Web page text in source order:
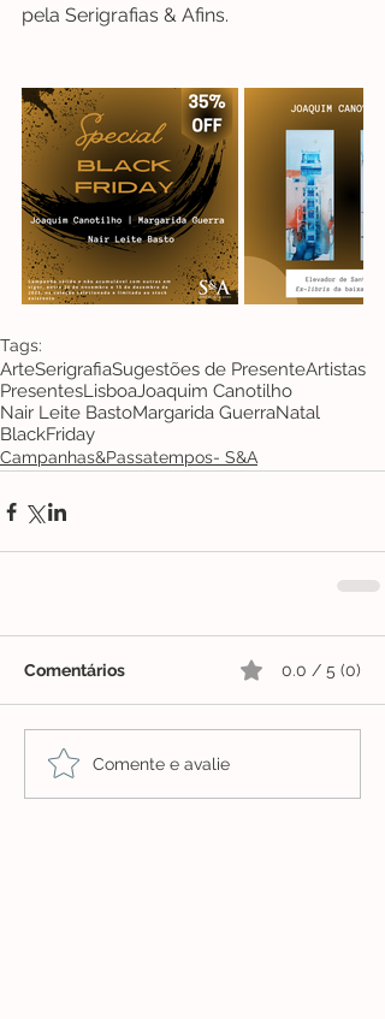
pela Serigrafias & Afins.
Tags:
ArteSerigrafiaSugestões de PresenteArtistas
PresentesLisboaJoaquim Canotilho
Nair Leite BastoMargarida GuerraNatal
BlackFriday
Campanhas&Passatempos- S&A
Comentários 0.0 / 5 (0)
Comente e avalie